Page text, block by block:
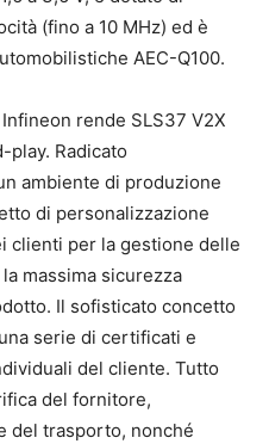
(fino a 10 MHz) ed è
AEC-Q100.
rende SLS37 V2X
play. Radicato
ambiente di produzione
di personalizzazione
clienti per la gestione delle
massima sicurezza
Il sofisticato concetto
serie di certificati e
del cliente. Tutto
del fornitore,
del trasporto, nonché